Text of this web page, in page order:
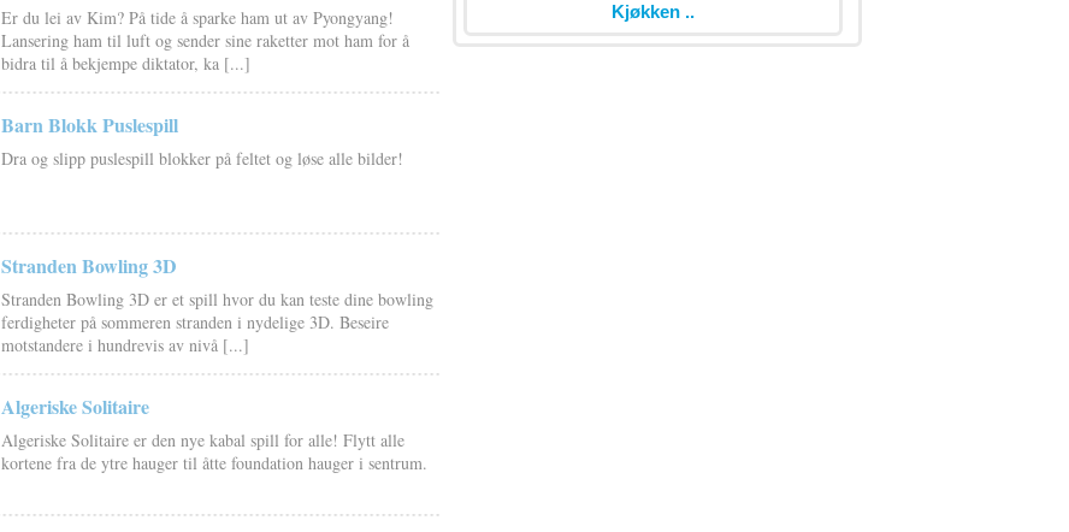
Er du lei av Kim? På tide å sparke ham ut av Pyongyang!
Lansering ham til luft og sender sine raketter mot ham for å
bidra til å bekjempe diktator, ka [...]
Barn Blokk Puslespill
Dra og slipp puslespill blokker på feltet og løse alle bilder!
Stranden Bowling 3D
Stranden Bowling 3D er et spill hvor du kan teste dine bowling
ferdigheter på sommeren stranden i nydelige 3D. Beseire
motstandere i hundrevis av nivå [...]
Algeriske Solitaire
Algeriske Solitaire er den nye kabal spill for alle! Flytt alle
kortene fra de ytre hauger til åtte foundation hauger i sentrum.
Kjøkken ..